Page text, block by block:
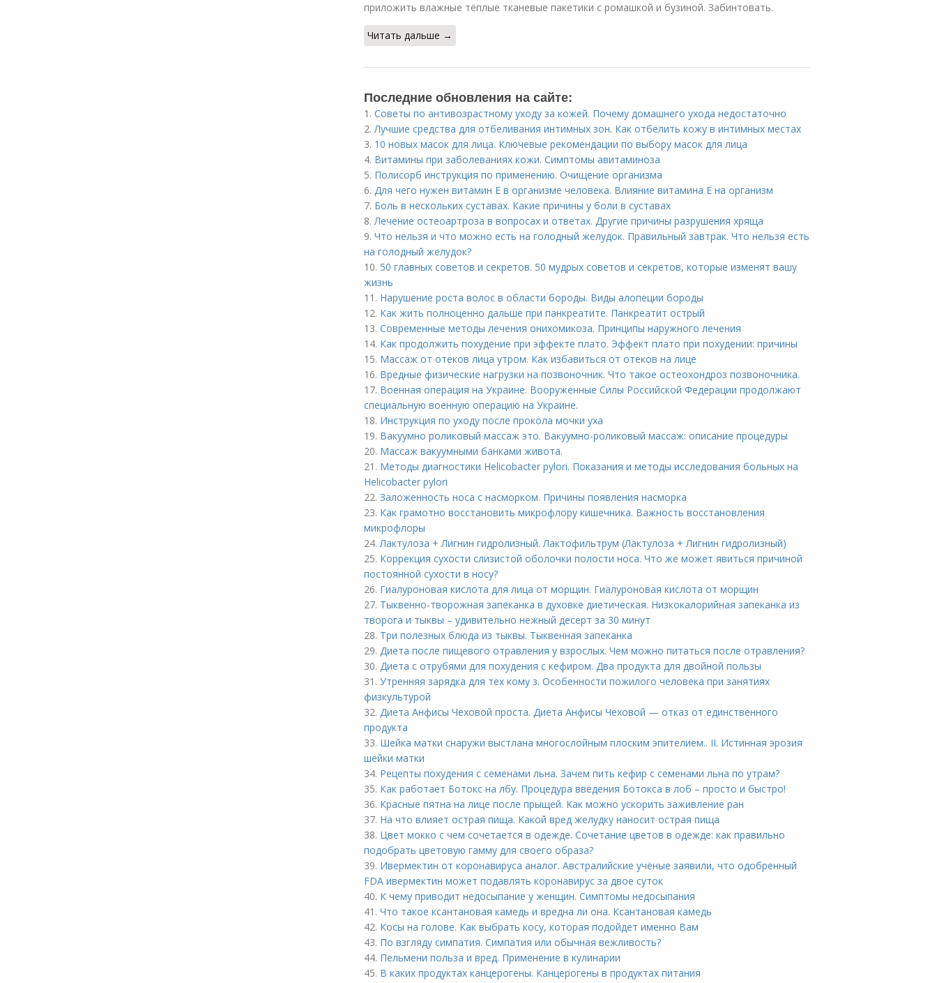
приложить влажные тёплые тканевые пакетики с ромашкой и бузиной. Забинтовать.
Читать дальше →
Последние обновления на сайте:
1. Советы по антивозрастному уходу за кожей. Почему домашнего ухода недостаточно
2.Лучшие средства для отбеливания интимных зон. Как отбелить кожу в интимных местах
3. 10 новых масок для лица. Ключевые рекомендации по выбору масок для лица
4. Витамины при заболеваниях кожи. Симптомы авитаминоза
5. Полисорб инструкция по применению. Очищение организма
6. Для чего нужен витамин Е в организме человека. Влияние витамина E на организм
7. Боль в нескольких суставах. Какие причины у боли в суставах
8.Лечение остеоартроза в вопросах и ответах. Другие причины разрушения хряща
9. Что нельзя и что можно есть на голодный желудок. Правильный завтрак. Что нельзя есть
на голодный желудок?
10. 50 главных советов и секретов. 50 мудрых советов и секретов, которые изменят вашу
жизнь
11. Нарушение роста волос в области бороды. Виды алопеции бороды
12. Как жить полноценно дальше при панкреатите. Панкреатит острый
13. Современные методы лечения онихомикоза. Принципы наружного лечения
14. Как продолжить похудение при эффекте плато. Эффект плато при похудении: причины
15. Массаж от отеков лица утром. Как избавиться от отеков на лице
16. Вредные физические нагрузки на позвоночник. Что такое остеохондроз позвоночника.
17. Военная операция на Украине. Вооруженные Силы Российской Федерации продолжают
специальную военную операцию на Украине.
18. Инструкция по уходу после прокола мочки уха
19. Вакуумно роликовый массаж это. Вакуумно-роликовый массаж: описание процедуры
20. Массаж вакуумными банками живота.
21. Методы диагностики Helicobacter pylori. Показания и методы исследования больных на
Helicobacter pylori
22. Заложенность носа с насморком. Причины появления насморка
23. Как грамотно восстановить микрофлору кишечника. Важность восстановления
микрофлоры
24.Лактулоза + Лигнин гидролизный. Лактофильтрум (Лактулоза + Лигнин гидролизный)
25. Коррекция сухости слизистой оболочки полости носа. Что же может явиться причиной
постоянной сухости в носу?
26. Гиалуроновая кислота для лица от морщин. Гиалуроновая кислота от морщин
27. Тыквенно-творожная запеканка в духовке диетическая. Низкокалорийная запеканка из
творога и тыквы – удивительно нежный десерт за 30 минут
28. Три полезных блюда из тыквы. Тыквенная запеканка
29. Диета после пищевого отравления у взрослых. Чем можно питаться после отравления?
30. Диета с отрубями для похудения с кефиром. Два продукта для двойной пользы
31. Утренняя зарядка для тех кому з. Особенности пожилого человека при занятиях
физкультурой
32. Диета Анфисы Чеховой проста. Диета Анфисы Чеховой — отказ от единственного
продукта
33. Шейка матки снаружи выстлана многослойным плоским эпителием.. II. Истинная эрозия
шейки матки
34. Рецепты похудения с семенами льна. Зачем пить кефир с семенами льна по утрам?
35. Как работает Ботокс на лбу. Процедура введения Ботокса в лоб – просто и быстро!
36. Красные пятна на лице после прыщей. Как можно ускорить заживление ран
37. На что влияет острая пища. Какой вред желудку наносит острая пища
38. Цвет мокко с чем сочетается в одежде. Сочетание цветов в одежде: как правильно
подобрать цветовую гамму для своего образа?
39. Ивермектин от коронавируса аналог. Австралийские учёные заявили, что одобренный
FDA ивермектин может подавлять коронавирус за двое суток
40. К чему приводит недосыпание у женщин. Симптомы недосыпания
41. Что такое ксантановая камедь и вредна ли она. Ксантановая камедь
42. Косы на голове. Как выбрать косу, которая подойдёт именно Вам
43. По взгляду симпатия. Симпатия или обычная вежливость?
44. Пельмени польза и вред. Применение в кулинарии
45. В каких продуктах канцерогены. Канцерогены в продуктах питания